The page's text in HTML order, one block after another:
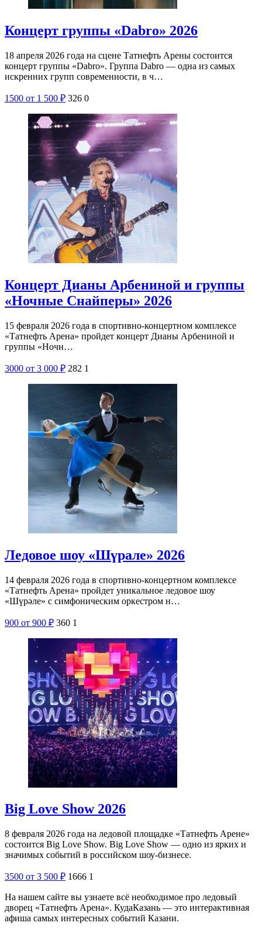
Концерт группы «Dabro» 2026
18 апреля 2026 года на сцене Татнефть Арены состоится
концерт группы «Dabro». Группа Dabro — одна из самых
искренних групп современности, в ч…
1500 от 1 500 ₽ 326 0
Концерт Дианы Арбениной и группы
«Ночные Снайперы» 2026
15 февраля 2026 года в спортивно-концертном комплексе
«Татнефть Арена» пройдет концерт Дианы Арбениной и
группы «Ночн…
3000 от 3 000 ₽ 282 1
Ледовое шоу «Шүрале» 2026
14 февраля 2026 года в спортивно-концертном комплексе
«Татнефть Арена» пройдет уникальное ледовое шоу
«Шүрәле» с симфоническим оркестром н…
900 от 900 ₽ 360 1
Big Love Show 2026
8 февраля 2026 года на ледовой площадке «Татнефть Арене»
состоится Big Love Show. Big Love Show — одно из ярких и
значимых событий в российском шоу-бизнесе.
3500 от 3 500 ₽ 1666 1
На нашем сайте вы узнаете всё необходимое про ледовый
дворец «Татнефть Арена». КудаКазань — это интерактивная
афиша самых интересных событий Казани.